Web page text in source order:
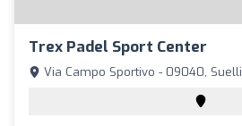
Trex Padel Sport Center
Via Campo Sportivo - 09040, Suelli